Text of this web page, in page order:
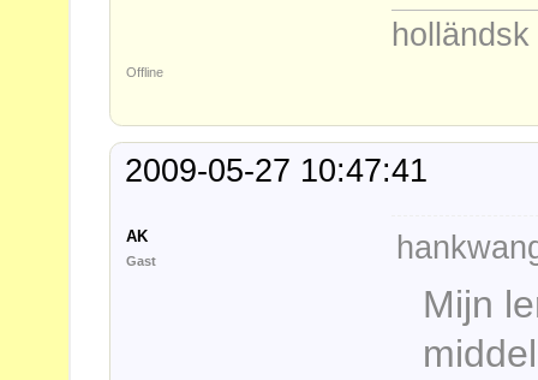
Offline
2009-05-27 10:47:41
AK
Gast
Mijn